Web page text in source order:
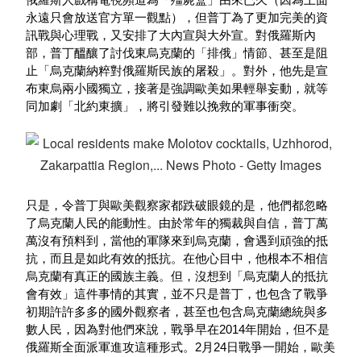
永遠只會放送官方單一觀點），但普丁為了更加完美的資
訊戰與心理戰，又安排了大內宣與大外宣。對俄羅斯內
部，普丁醞釀了討伐東烏克蘭的「排俄」情節、甚至是阻
止「烏克蘭納粹對俄羅斯民族的屠殺」。對外，他先是宣
布東烏兩小國獨立，接著是強調歐美如果輕舉妄動，就等
同加劇「北約東擴」，將引發難以挽救的軍事衝突。
只是，令普丁與歐美觀察家都跌破眼鏡的是，他們都忽略
了烏克蘭人民的能動性。由於常年的獨裁與自信，普丁萬
萬沒有預料到，當他的軍隊來到烏克蘭，會遇到頑強的抵
抗，而且是如此有效的抵抗。在他心目中，他根本不相信
烏克蘭有真正的國族主義。但，沒想到「烏克蘭人的抵抗
會有效」這件事情的其實，並不只是普丁，也包含了戰爭
初期許許多多的國外觀察者，甚至也包含烏克蘭總統與多
數人民，因為對他們來說，戰爭早在2014年開始，但不是
俄羅斯全面派軍進攻這種形式。2月24日戰爭一開始，歐美